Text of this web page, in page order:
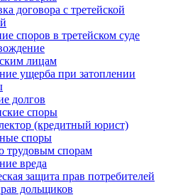
договора с третейской
споров в третейском суде
лицам
ущерба при затоплении
долгов
споры
(кредитный юрист)
споры
трудовым спорам
вреда
защита прав потребителей
дольщиков